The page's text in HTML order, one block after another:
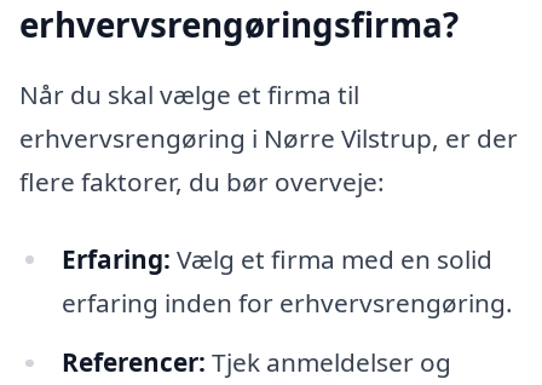
erhvervsrengøringsfirma?
Når du skal vælge et firma til
erhvervsrengøring i Nørre Vilstrup, er der
flere faktorer, du bør overveje:
Erfaring: Vælg et firma med en solid
erfaring inden for erhvervsrengøring.
Referencer: Tjek anmeldelser og